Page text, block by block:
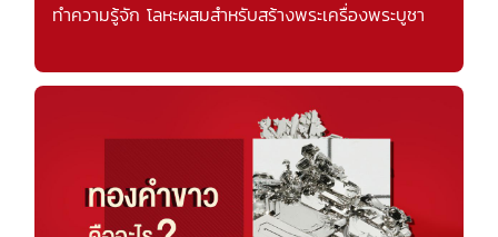
ทำความรู้จัก โลหะผสมสำหรับสร้างพระเครื่องพระบูชา